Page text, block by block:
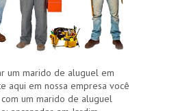
marido de aluguel em
aqui em nossa empresa você
um marido de aluguel